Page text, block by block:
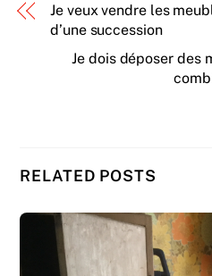
Je veux vendre les
d’une succession
Je dois déposer des
RELATED POSTS